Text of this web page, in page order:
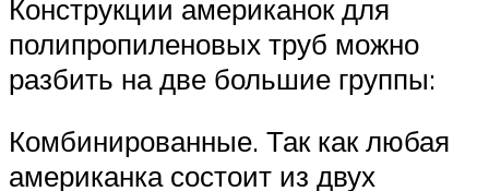
Конструкции американок для
полипропиленовых труб можно
разбить на две большие группы:
Комбинированные. Так как любая
американка состоит из двух